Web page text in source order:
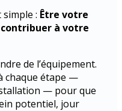
: Être votre
à votre
de l’équipement.
chaque étape —
— pour que
potentiel, jour